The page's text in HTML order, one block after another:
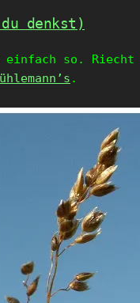
denkst)
einfach so. Riecht
.